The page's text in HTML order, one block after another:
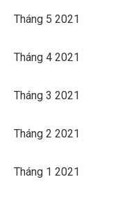
Tháng 5 2021
Tháng 4 2021
Tháng 3 2021
Tháng 2 2021
Tháng 1 2021